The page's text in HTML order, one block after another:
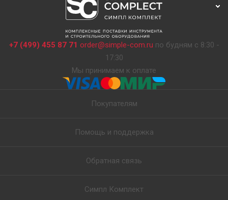
+7 (499) 455 87 71 order@simple-com.ru по будням с 8:30 -
17:30
Мы принимаем к оплате
Покупателям
Помощь и поддержка
Обратная связь
Симпл Комплект